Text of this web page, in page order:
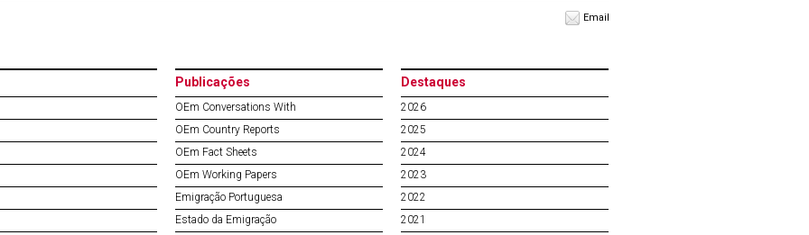
Email
Publicações
OEm Conversations With
OEm Country Reports
OEm Fact Sheets
OEm Working Papers
Emigração Portuguesa
Estado da Emigração
Destaques
2026
2025
2024
2023
2022
2021